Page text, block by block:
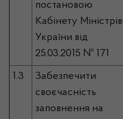
постановою
Кабінету Міністрів
України від
25.03.2015 № 171
1.3
Забезпечити
своєчасність
заповнення на